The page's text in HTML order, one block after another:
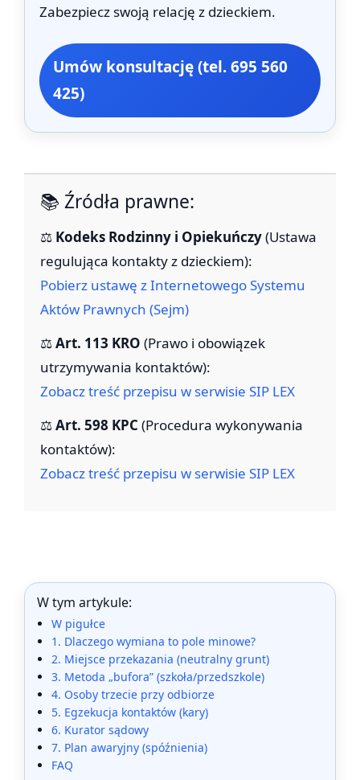
Zabezpiecz swoją relację z dzieckiem.
Umów konsultację (tel. 695 560
425)
📚 Źródła prawne:
⚖️ Kodeks Rodzinny i Opiekuńczy(Ustawa
regulująca kontakty z dzieckiem):
Pobierz ustawę z Internetowego Systemu
Aktów Prawnych (Sejm)
⚖️Art. 113 KRO (Prawo i obowiązek
utrzymywania kontaktów):
Zobacz treść przepisu w serwisie SIP LEX
⚖️Art. 598 KPC (Procedura wykonywania
kontaktów):
Zobacz treść przepisu w serwisie SIP LEX
W tym artykule:
W pigułce
1. Dlaczego wymiana to pole minowe?
2. Miejsce przekazania (neutralny grunt)
3. Metoda „bufora” (szkoła/przedszkole)
4. Osoby trzecie przy odbiorze
5. Egzekucja kontaktów (kary)
6. Kurator sądowy
7. Plan awaryjny (spóźnienia)
FAQ